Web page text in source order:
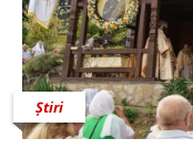
Știri